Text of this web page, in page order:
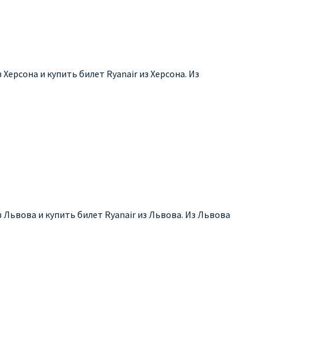
и купить билет Ryanair из Херсона. Из
и купить билет Ryanair из Львова. Из Львова